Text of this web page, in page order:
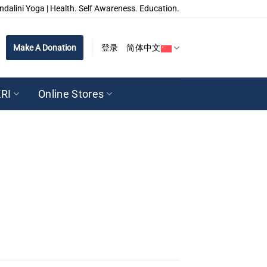
Yoga | Health. Self Awareness. Education.
Make A Donation 登录 简体中文
Online Stores